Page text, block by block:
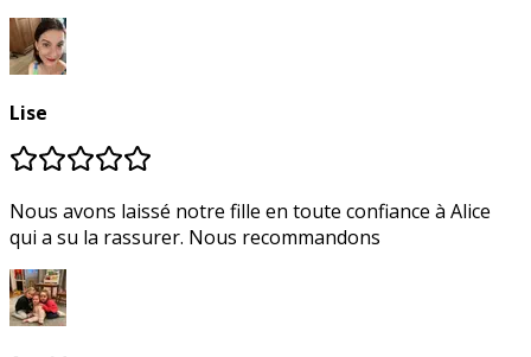
Lise
Nous avons laissé notre fille en toute confiance à Alice
qui a su la rassurer. Nous recommandons